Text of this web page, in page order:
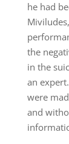
he had
the
in the
an
were
and